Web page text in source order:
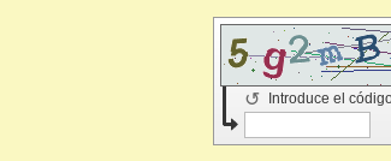
Introduce el
↺